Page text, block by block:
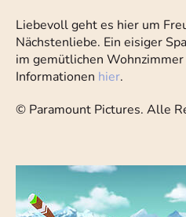
Liebevoll geht es hier um
Nächstenliebe. Ein eisiger
im gemütlichen
Informationen hier.
© Paramount Pictures. Alle